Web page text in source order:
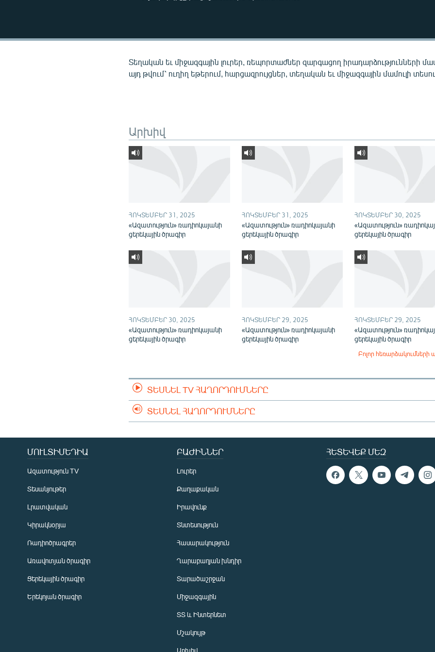
ՍՊՈՐՏ
Տեղական եւ միջազգային լուրեր, ռեպորտաժներ զարգացող իրադարձությունների
այդ թվում՝ ուղիղ եթերում, հարցազրույցներ, տեղական եւ միջազգային մամուլի
Արխիվ
ՀՈԿՏԵՄԲԵՐ 31, 2025
«Ազատություն» ռադիոկայանի
ցերեկային ծրագիր
ՀՈԿՏԵՄԲԵՐ 31, 2025
«Ազատություն» ռադիոկայանի
ցերեկային ծրագիր
ՀՈԿՏԵՄԲԵՐ 30, 2025
«Ազատություն»
ցերեկային ծրագիր
ՀՈԿՏԵՄԲԵՐ 30, 2025
«Ազատություն» ռադիոկայանի
ցերեկային ծրագիր
ՀՈԿՏԵՄԲԵՐ 29, 2025
«Ազատություն» ռադիոկայանի
ցերեկային ծրագիր
ՀՈԿՏԵՄԲԵՐ 29, 2025
«Ազատություն»
ցերեկային ծրագիր
Բոլոր հեռարձակումների
ՏԵՍՆԵԼ TV ՀԱՂՈՐԴՈՒՄՆԵՐԸ
ՏԵՍՆԵԼ ՀԱՂՈՐԴՈՒՄՆԵՐԸ
ՀԵՏԵՎԵՔ ՄԵԶ
ՄՈՒԼՏԻՄԵԴԻԱ
Ազատություն TV
Տեսանյութեր
Լրատվական
Կիրակնօրյա
Ռադիոծրագրեր
Առավոտյան ծրագիր
Ցերեկային ծրագիր
Երեկոյան ծրագիր
ԲԱԺԻՆՆԵՐ
Լուրեր
Քաղաքական
Իրավունք
Տնտեսություն
Հասարակություն
Ղարաբաղյան խնդիր
Տարածաշրջան
Միջազգային
ՏՏ և Ինտերնետ
Մշակույթ
Արխիվ